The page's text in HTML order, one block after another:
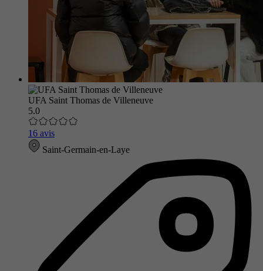
UFA Saint Thomas de Villeneuve
5.0
16 avis
Saint-Germain-en-Laye